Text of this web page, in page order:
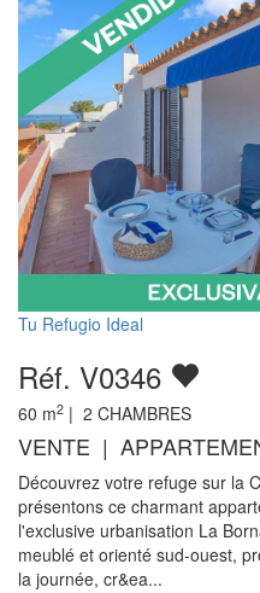
Tu Refugio Ideal
Réf. V0346
60 m2 | 2 CHAMBRES
VENTE |
Découvrez votre refuge sur la
présentons ce charmant
l'exclusive urbanisation La
meublé et orienté sud-ouest,
la journée, cr&ea...